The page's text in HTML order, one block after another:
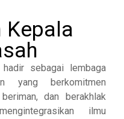
Kepala
sebagai lembaga
yang berkomitmen
dan berakhlak
ilmu